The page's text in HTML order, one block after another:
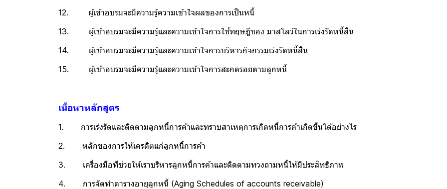
12. ผู้เข้าอบรมจะมีความรู้ความเข้าใจผลของการเป็นหนี้
13. ผู้เข้าอบรมจะมีความรู้และความเข้าใจการใช้ทฤษฎีของ มาสโลว์ในการเร่งรัดหนี้สิน
14. ผู้เข้าอบรมจะมีความรู้และความเข้าใจการบริหารกิจกรรมเร่งรัดหนี้สิน
15. ผู้เข้าอบรมจะมีความรู้และความเข้าใจการสะกดรอยตามลูกหนี้
เนื้อหาหลักสูตร
1. การเร่งรัดและติดตามลูกหนี้การค้าและทราบสาเหตุการเกิดหนี้การค้าเกิดขึ้นได้อย่างไร
2. หลักของการให้เครดิตแก่ลูกหนี้การค้า
3. เครื่องมือที่ช่วยให้เราบริหารลูกหนี้การค้าและติดตามทวงถามหนี้ให้มีประสิทธิภาพ
4. การจัดทำตารางอายุลูกหนี้ (Aging Schedules of accounts receivable)